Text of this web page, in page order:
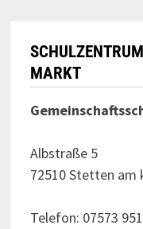
MARKT
Albstraße 5
72510 Stetten am
Telefon: 07573